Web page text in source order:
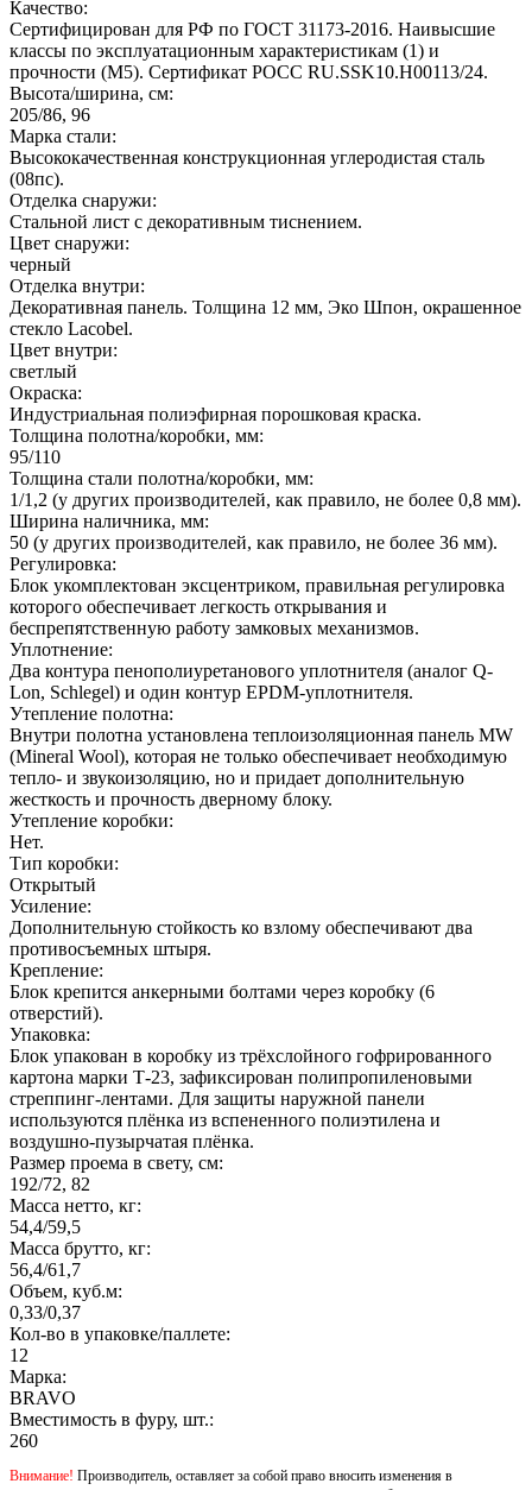
Качество:
Сертифицирован для РФ по ГОСТ 31173-2016. Наивысшие
классы по эксплуатационным характеристикам (1) и
прочности (М5). Сертификат POCC RU.SSK10.H00113/24.
Высота/ширина, см:
205/86, 96
Марка стали:
Высококачественная конструкционная углеродистая сталь
(08пс).
Отделка снаружи:
Стальной лист с декоративным тиснением.
Цвет снаружи:
черный
Отделка внутри:
Декоративная панель. Толщина 12 мм, Эко Шпон, окрашенное
стекло Lacobel.
Цвет внутри:
светлый
Окраска:
Индустриальная полиэфирная порошковая краска.
Толщина полотна/коробки, мм:
95/110
Толщина стали полотна/коробки, мм:
1/1,2 (у других производителей, как правило, не более 0,8 мм).
Ширина наличника, мм:
50 (у других производителей, как правило, не более 36 мм).
Регулировка:
Блок укомплектован эксцентриком, правильная регулировка
которого обеспечивает легкость открывания и
беспрепятственную работу замковых механизмов.
Уплотнение:
Два контура пенополиуретанового уплотнителя (аналог Q-
Lon, Schlegel) и один контур EPDM-уплотнителя.
Утепление полотна:
Внутри полотна установлена теплоизоляционная панель MW
(Mineral Wool), которая не только обеспечивает необходимую
тепло- и звукоизоляцию, но и придает дополнительную
жесткость и прочность дверному блоку.
Утепление коробки:
Нет.
Тип коробки:
Открытый
Усиление:
Дополнительную стойкость ко взлому обеспечивают два
противосъемных штыря.
Крепление:
Блок крепится анкерными болтами через коробку (6
отверстий).
Упаковка:
Блок упакован в коробку из трёхслойного гофрированного
картона марки Т-23, зафиксирован полипропиленовыми
стреппинг-лентами. Для защиты наружной панели
используются плёнка из вспененного полиэтилена и
воздушно-пузырчатая плёнка.
Размер проема в свету, см:
192/72, 82
Масса нетто, кг:
54,4/59,5
Масса брутто, кг:
56,4/61,7
Объем, куб.м:
0,33/0,37
Кол-во в упаковке/паллете:
12
Марка:
BRAVO
Вместимость в фуру, шт.:
260
Внимание! Производитель, оставляет за собой право вносить изменения в